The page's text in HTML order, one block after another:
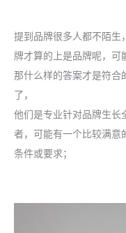
提到品牌很多人都不陌生
牌才算的上是品牌呢，可
那什么样的答案才是符合
了，
他们是专业针对品牌生长
者，可能有一个比较满意
条件或要求；